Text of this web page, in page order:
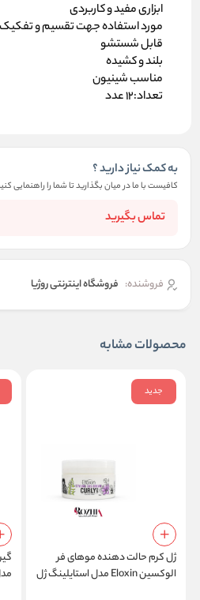
ابزاری مفید و کاربردی
مورد استفاده جهت تقسیم و
قابل شستشو
بلند و کشیده
مناسب شینیون
تعداد:12 عدد
به کمک نیاز دارید ؟
کافیست با ما در میان بگذارید تا شما را راهنمایی
تماس بگیرید
فروشنده: فروشگاه اینترنتی روژیا
محصولات مشابه
جدید
ژل کرم حالت دهنده موهای فر
الوکسین Eloxin مدل استایلینگ ژل